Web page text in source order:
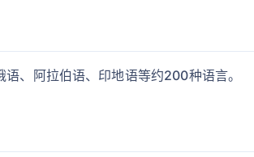
、阿拉伯语、印地语等约200种语言。